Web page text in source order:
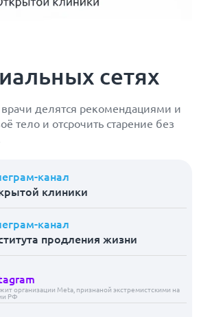
сетях
делятся рекомендациями и
тело и отсрочить старение без
канал
клиники
канал
продления жизни
организации Meta, признаной экстремистскими на
РФ